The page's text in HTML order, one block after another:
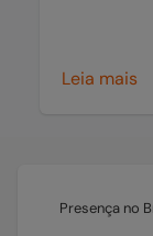
Leia mais
Presença no